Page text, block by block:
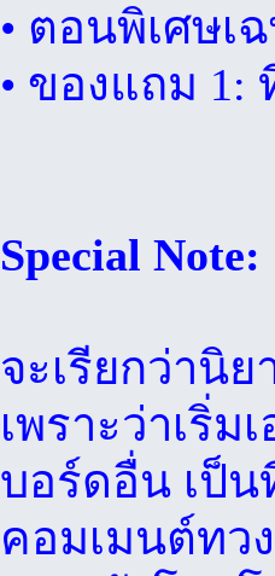
• ตอนพิเศษเ
• ของแถม 1:
Special Note:
จะเรียกว่านิย
เพราะว่าเริ่
บอร์ดอื่น เป็
คอมเมนต์ทว